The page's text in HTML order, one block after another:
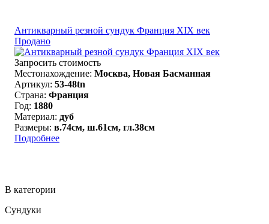
Антикварный резной сундук Франция XIX век
Продано
Запросить стоимость
Местонахождение: Москва, Новая Басманная
Артикул: 53-48tn
Страна: Франция
Год: 1880
Материал: дуб
Размеры: в.74см, ш.61см, гл.38см
Подробнее
В категории
Сундуки